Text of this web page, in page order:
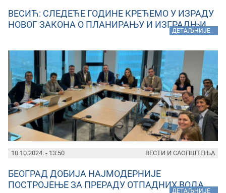
ВЕСИЋ: СЛЕДЕЋЕ ГОДИНЕ КРЕЋЕМО У ИЗРАДУ
НОВОГ ЗАКОНА О ПЛАНИРАЊУ И ИЗГРАДЊИ
ДЕТАЉНИЈЕ
10.10.2024. - 13:50
БЕОГРАД ДОБИЈА НАЈМОДЕРНИЈЕ
ПОСТРОЈЕЊЕ ЗА ПРЕРАДУ ОТПАДНИХ ВОДА
ДЕТАЉНИЈЕ
ВЕСТИ И САОПШТЕЊА